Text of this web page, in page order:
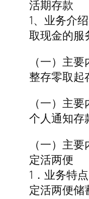
活期存款
1、业务介
取现金的服
（一）主
整存零取起
（一）主
个人通知存
（一）主
定活两便
1．业务特点
定活两便储